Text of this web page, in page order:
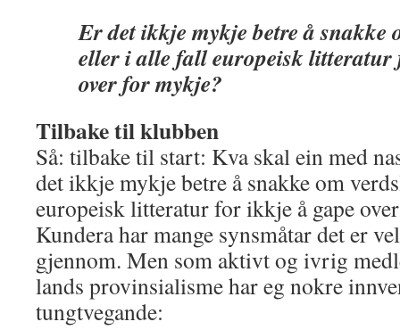
Er det ikkje mykje betre å snakke
eller i alle fall europeisk litteratur
over for mykje?
Tilbake til klubben
Så: tilbake til start: Kva skal ein med
det ikkje mykje betre å snakke om
europeisk litteratur for ikkje å gape
Kundera har mange synsmåtar det er
gjennom. Men som aktivt og ivrig
lands provinsialisme har eg nokre
tungtvegande: